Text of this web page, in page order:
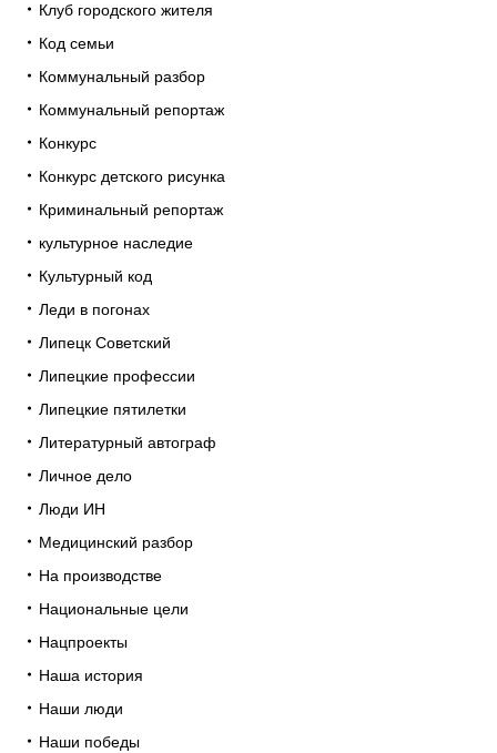
Клуб городского жителя
Код семьи
Коммунальный разбор
Коммунальный репортаж
Конкурс
Конкурс детского рисунка
Криминальный репортаж
культурное наследие
Культурный код
Леди в погонах
Липецк Советский
Липецкие профессии
Липецкие пятилетки
Литературный автограф
Личное дело
Люди ИН
Медицинский разбор
На производстве
Национальные цели
Нацпроекты
Наша история
Наши люди
Наши победы